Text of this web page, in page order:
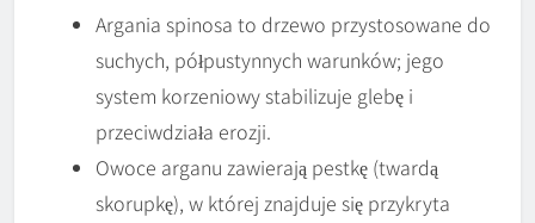
Argania spinosa to drzewo przystosowane do
suchych, półpustynnych warunków; jego
system korzeniowy stabilizuje glebę i
przeciwdziała erozji.
Owoce arganu zawierają pestkę (twardą
skorupkę), w której znajduje się przykryta